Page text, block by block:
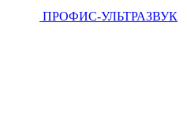
ПРОФИС-УЛЬТРАЗВУК